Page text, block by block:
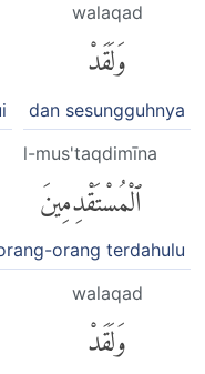
walaqad
وَلَقَدْ
dan sesungguhnya
l-mus'taqdimīna
ٱلْمُسْتَقْدِمِينَ
orang terdahulu
walaqad
وَلَقَدْ